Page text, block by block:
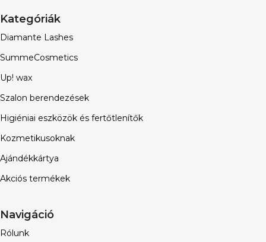
Kategóriák
Diamante Lashes
SummeCosmetics
Up! wax
Szalon berendezések
Higiéniai eszközök és fertőtlenítők
Kozmetikusoknak
Ajándékkártya
Akciós termékek
Navigáció
Rólunk